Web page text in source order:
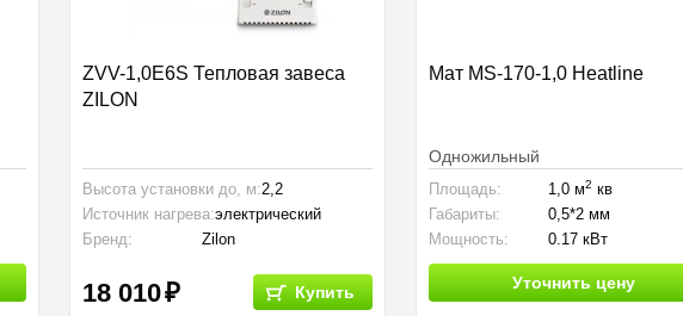
ZVV-1,0Е6S Тепловая завеса
ZILON
Высота установки до, м:2,2
Источник нагрева:электрический
Бренд:
Zilon
18 010 Купить
Мат MS-170-1,0 Heatline
Одножильный
Площадь: 1,0 м2 кв
Габариты:
0,5*2 мм
Мощность:
0.17 кВт
Уточнить цену